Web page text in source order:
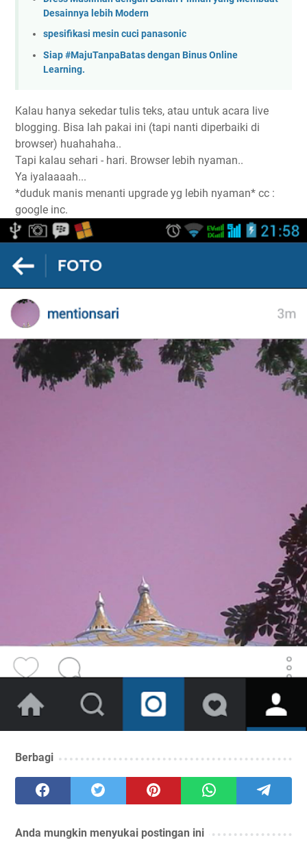
Desainnya lebih Modern
spesifikasi mesin cuci panasonic
Siap #MajuTanpaBatas dengan Binus Online
Learning.
Kalau hanya sekedar tulis teks, atau untuk acara live
blogging. Bisa lah pakai ini (tapi nanti diperbaiki di
browser) huahahaha..
Tapi kalau sehari - hari. Browser lebih nyaman..
Ya iyalaaaah...
*duduk manis menanti upgrade yg lebih nyaman* cc :
google inc.
Berbagi
Anda mungkin menyukai postingan ini